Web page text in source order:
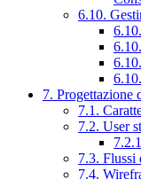
6.10.
7. Progettazione
7.1.
7.2. User
7.3. Flussi
7.4.